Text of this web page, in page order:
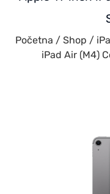
Početna / Shop /
iPad Air (M4)